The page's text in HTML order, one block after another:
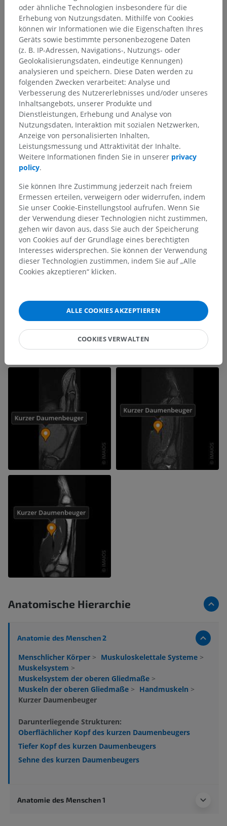
Anatomische Hierarchie
Anatomie des Menschen 2
Menschlicher Körper > Muskuloskelettale Systeme >
Muskelsystem >
Muskelsystem der oberen Gliedmaße >
Muskeln der oberen Gliedmaße > Handmuskeln >
Kurzer Daumenbeuger
Darunterliegende Strukturen:
Oberflächlicher Kopf des kurzen Daumenbeugers
Tiefer Kopf des kurzen Daumenbeugers
Sehne des kurzen Daumenbeugers
Anatomie des Menschen 1
oder ähnliche Technologien insbesondere für die
Erhebung von Nutzungsdaten. Mithilfe von Cookies
können wir Informationen wie die Eigenschaften Ihres
Geräts sowie bestimmte personenbezogene Daten
(z. B. IP-Adressen, Navigations-, Nutzungs- oder
Geolokalisierungsdaten, eindeutige Kennungen)
analysieren und speichern. Diese Daten werden zu
folgenden Zwecken verarbeitet: Analyse und
Verbesserung des Nutzererlebnisses und/oder unseres
Inhaltsangebots, unserer Produkte und
Dienstleistungen, Erhebung und Analyse von
Nutzungsdaten, Interaktion mit sozialen Netzwerken,
Anzeige von personalisierten Inhalten,
Leistungsmessung und Attraktivität der Inhalte.
Weitere Informationen finden Sie in unserer privacy
policy.
Sie können Ihre Zustimmung jederzeit nach freiem
Ermessen erteilen, verweigern oder widerrufen, indem
Sie unser Cookie-Einstellungstool aufrufen. Wenn Sie
der Verwendung dieser Technologien nicht zustimmen,
gehen wir davon aus, dass Sie auch der Speicherung
von Cookies auf der Grundlage eines berechtigten
Interesses widersprechen. Sie können der Verwendung
dieser Technologien zustimmen, indem Sie auf „Alle
Cookies akzeptieren“ klicken.
ALLE COOKIES AKZEPTIEREN
COOKIES VERWALTEN